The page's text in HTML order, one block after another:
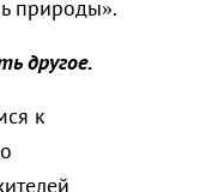
природы».
другое.
к